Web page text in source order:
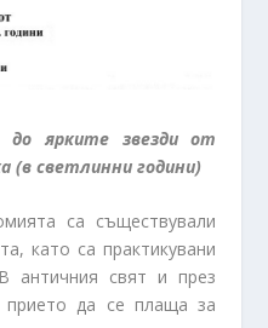
ярките звезди от
(в светлинни години)
са съществували
като са практикувани
свят и през
прието да се плаща за